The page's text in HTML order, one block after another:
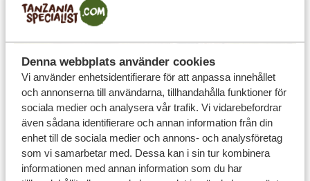
Denna webbplats använder cookies
Vi använder enhetsidentifierare för att anpassa innehållet
och annonserna till användarna, tillhandahålla funktioner för
sociala medier och analysera vår trafik. Vi vidarebefordrar
även sådana identifierare och annan information från din
enhet till de sociala medier och annons- och analysföretag
som vi samarbetar med. Dessa kan i sin tur kombinera
informationen med annan information som du har
Finns det något annat att tänka på än bara